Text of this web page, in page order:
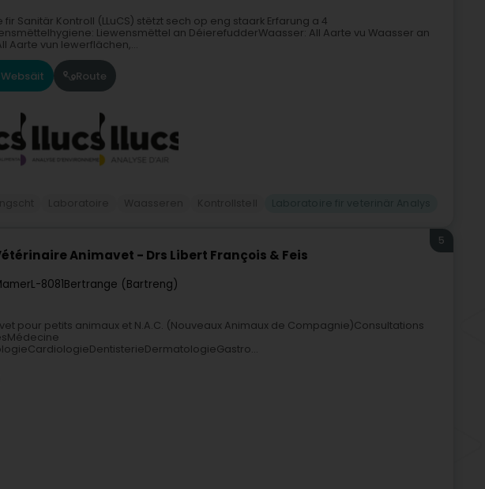
Sanitär Kontroll (LLuCS) stëtzt sech op eng staark Erfarung a 4
Liewensmëttel an DéierefudderWaasser: All Aarte vu Waasser an
Aarte vun Iewerflächen,...
Websäit Route
Animavet - Drs Libert François & Feis
L-8081Bertrange (Bartreng)
5
pour petits animaux et N.A.C. (Nouveaux Animaux de Compagnie)Consultations